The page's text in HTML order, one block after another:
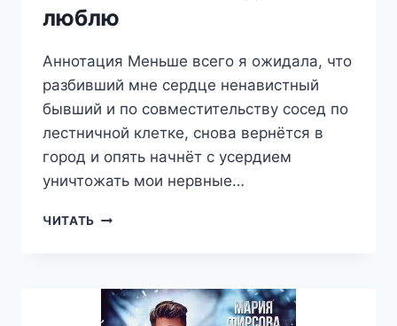
люблю
Аннотация Меньше всего я ожидала, что
разбивший мне сердце ненавистный
бывший и по совместительству сосед по
лестничной клетке, снова вернётся в
город и опять начнёт с усердием
уничтожать мои нервные…
ЧИТАТЬ БЫВШИЕ.